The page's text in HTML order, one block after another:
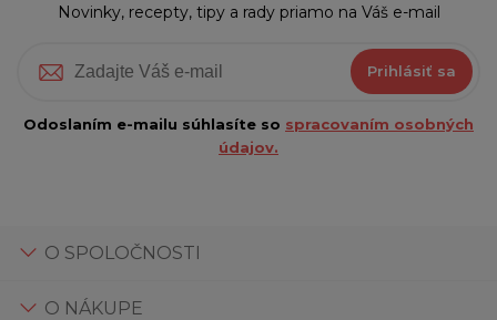
Novinky, recepty, tipy a rady priamo na Váš e-mail
Prihlásiť sa
Odoslaním e-mailu súhlasíte so spracovaním osobných
údajov.
O SPOLOČNOSTI
O NÁKUPE